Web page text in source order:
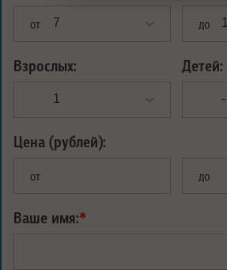
от до
Взрослых: Детей:
Цена (рублей):
от до
Ваше имя:*